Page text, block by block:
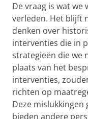
De vraag is wat we
verleden. Het blijft
denken over
interventies die in
strategieën die we
plaats van het
interventies,
richten op
Deze
bieden andere